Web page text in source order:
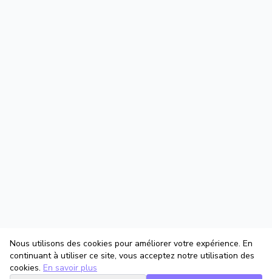
Nous utilisons des cookies pour améliorer votre expérience. En
continuant à utiliser ce site, vous acceptez notre utilisation des
cookies. En savoir plus